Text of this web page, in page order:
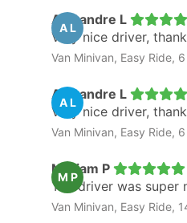
A L
Alexandre L
Very nice driver,
Van Minivan, Easy Ride,
A L
Alexandre L
Very nice driver,
Van Minivan, Easy Ride,
M P
Myriam P
The driver was super
Van Minivan, Easy Ride,